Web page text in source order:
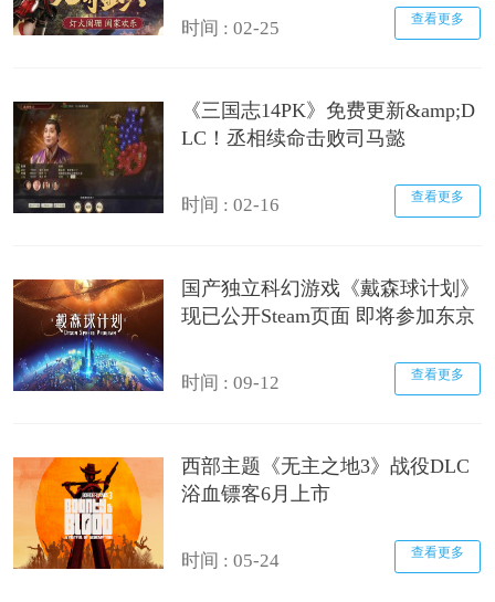
时间 : 02-25 查看更多
《三国志14PK》免费更新&amp;D
LC！丞相续命击败司马懿
时间 : 02-16 查看更多
国产独立科幻游戏《戴森球计划》
现已公开Steam页面 即将参加东京
时间 : 09-12 查看更多
西部主题《无主之地3》战役DLC
浴血镖客6月上市
时间 : 05-24 查看更多